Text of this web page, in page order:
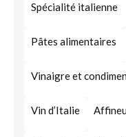
Spécialité italienne
Pâtes alimentaires
Vinaigre et
Vin d’Italie